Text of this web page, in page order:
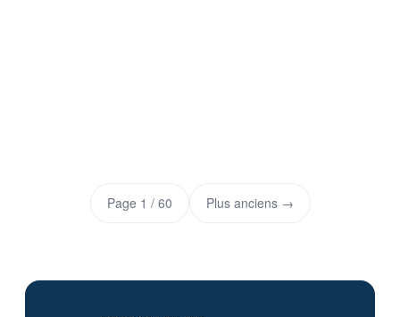
Page 1 / 60 Plus anciens →